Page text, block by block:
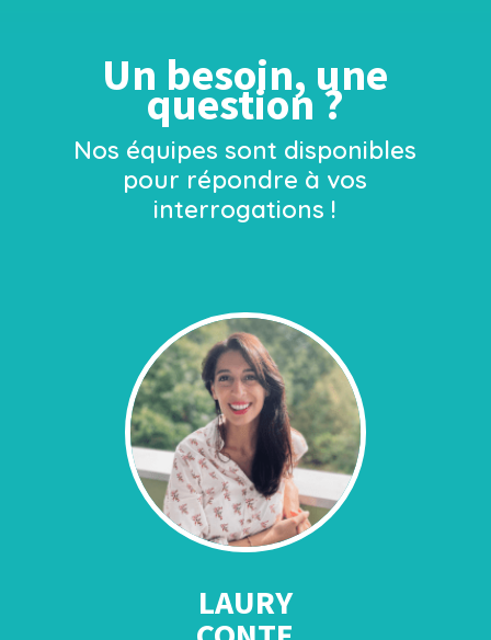
Un besoin, une
question ?
Nos équipes sont disponibles
pour répondre à vos
interrogations !
LAURY